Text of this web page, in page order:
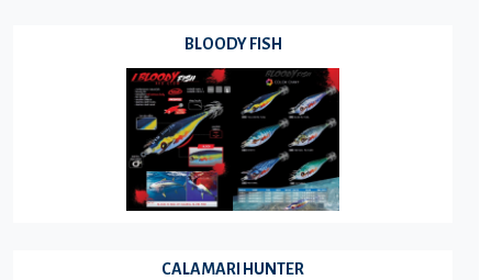
BLOODY FISH
CALAMARI HUNTER